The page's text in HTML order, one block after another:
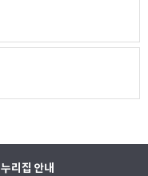
누리집 안내